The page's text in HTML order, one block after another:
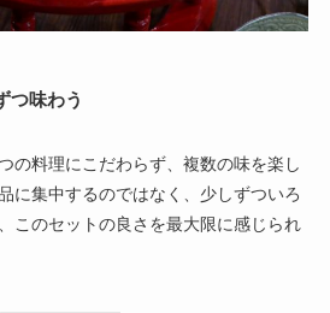
つ味わう
の料理にこだわらず、複数の味を楽し
に集中するのではなく、少しずついろ
このセットの良さを最大限に感じられ